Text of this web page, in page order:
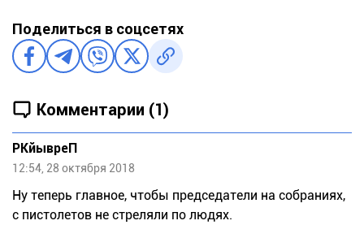
Поделиться в соцсетях
Комментарии (1)
РКйывреП
12:54, 28 октября 2018
Ну теперь главное, чтобы председатели на собраниях,
с пистолетов не стреляли по людях.